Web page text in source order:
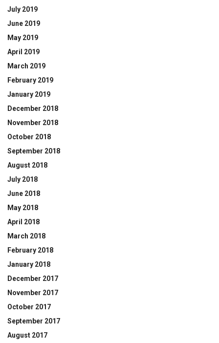
July 2019
June 2019
May 2019
April 2019
March 2019
February 2019
January 2019
December 2018
November 2018
October 2018
September 2018
August 2018
July 2018
June 2018
May 2018
April 2018
March 2018
February 2018
January 2018
December 2017
November 2017
October 2017
September 2017
August 2017